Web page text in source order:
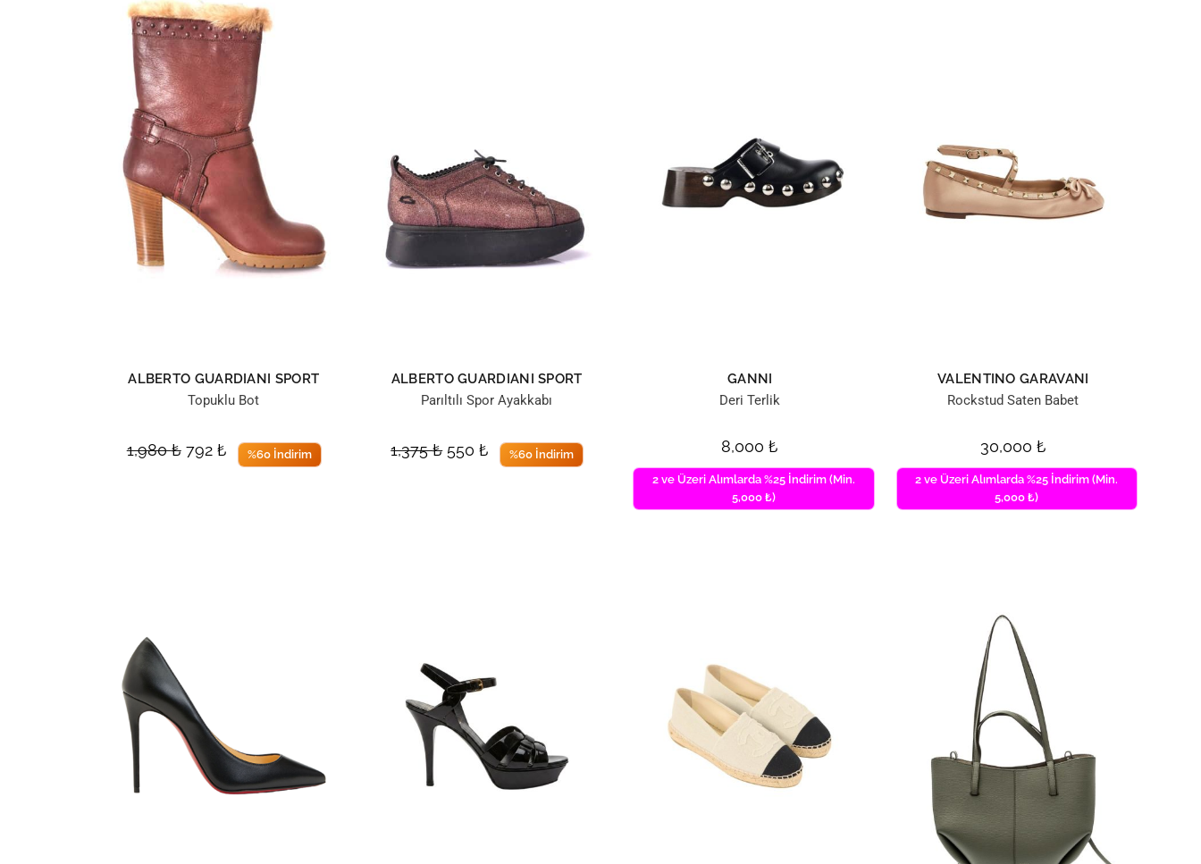
ALBERTO GUARDIANI SPORT
Topuklu Bot
1,980₺ 792 ₺ %60 İndirim
ALBERTO GUARDIANI SPORT
Parıltılı Spor Ayakkabı
1,375₺ 550₺ %60 İndirim
GANNI
Deri Terlik
8,000₺
2 ve Üzeri Alımlarda %25 İndirim (Min.
5,000 ₺)
VALENTINO GARAVANI
Rockstud Saten Babet
30,000 ₺
2 ve Üzeri Alımlarda %25 İndirim (Min.
5,000 ₺)